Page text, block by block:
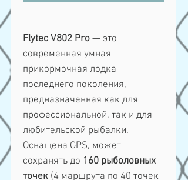
Flytec V802 Pro — это
современная умная
прикормочная лодка
последнего поколения,
предназначенная как для
профессиональной, так и для
любительской рыбалки.
Оснащена GPS, может
сохранять до 160 рыболовных
точек (4 маршрута по 40 точек